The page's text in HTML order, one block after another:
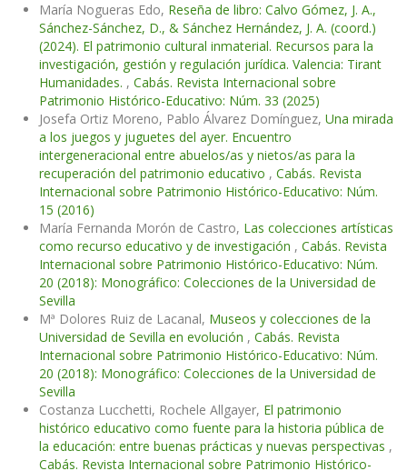
María Nogueras Edo, Reseña de libro: Calvo Gómez, J. A.,
Sánchez-Sánchez, D., & Sánchez Hernández, J. A. (coord.)
(2024). El patrimonio cultural inmaterial. Recursos para la
investigación, gestión y regulación jurídica. Valencia: Tirant
Humanidades. , Cabás. Revista Internacional sobre
Patrimonio Histórico-Educativo: Núm. 33 (2025)
Josefa Ortiz Moreno, Pablo Álvarez Domínguez, Una mirada
a los juegos y juguetes del ayer. Encuentro
intergeneracional entre abuelos/as y nietos/as para la
recuperación del patrimonio educativo , Cabás. Revista
Internacional sobre Patrimonio Histórico-Educativo: Núm.
15 (2016)
María Fernanda Morón de Castro, Las colecciones artísticas
como recurso educativo y de investigación , Cabás. Revista
Internacional sobre Patrimonio Histórico-Educativo: Núm.
20 (2018): Monográfico: Colecciones de la Universidad de
Sevilla
Mª Dolores Ruiz de Lacanal, Museos y colecciones de la
Universidad de Sevilla en evolución , Cabás. Revista
Internacional sobre Patrimonio Histórico-Educativo: Núm.
20 (2018): Monográfico: Colecciones de la Universidad de
Sevilla
Costanza Lucchetti, Rochele Allgayer, El patrimonio
histórico educativo como fuente para la historia pública de
la educación: entre buenas prácticas y nuevas perspectivas ,
Cabás. Revista Internacional sobre Patrimonio Histórico-